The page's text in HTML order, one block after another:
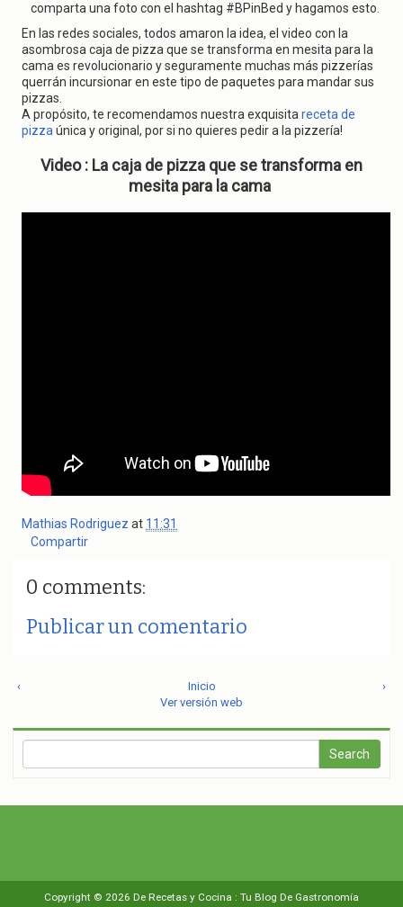
comparta una foto con el hashtag #BPinBed y hagamos esto.
En las redes sociales, todos amaron la idea, el video con la
asombrosa caja de pizza que se transforma en mesita para la
cama es revolucionario y seguramente muchas más pizzerías
querrán incursionar en este tipo de paquetes para mandar sus
pizzas.
A propósito, te recomendamos nuestra exquisita receta de
pizza única y original, por si no quieres pedir a la pizzería!
Video : La caja de pizza que se transforma en
mesita para la cama
Mathias Rodriguez at 11:31
Compartir
0 comments:
Publicar un comentario
‹ ›
Inicio
Ver versión web
Copyright © 2026 De Recetas y Cocina : Tu Blog De Gastronomía